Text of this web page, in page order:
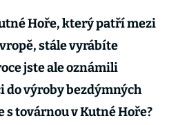
Hoře, který patří mezi
stále vyrábíte
jste ale oznámili
výroby bezdýmných
s továrnou v Kutné Hoře?